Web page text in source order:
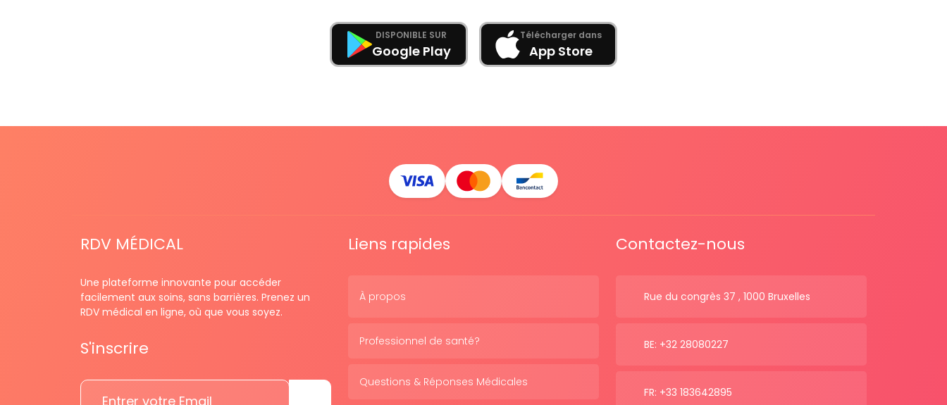
DISPONIBLE SUR
Google Play
Télécharger dans
App Store
RDV MÉDICAL
Une plateforme innovante pour accéder
facilement aux soins, sans barrières. Prenez un
RDV médical en ligne, où que vous soyez.
S'inscrire
Liens rapides
À propos
Professionnel de santé?
Questions & Réponses Médicales
Contactez-nous
Rue du congrès 37 , 1000 Bruxelles
BE: +32 28080227
FR: +33 183642895